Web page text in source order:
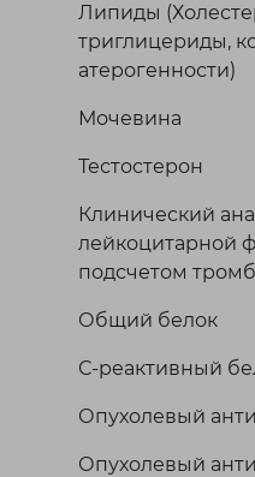
Липиды
триглицериды,
атерогенности)
Мочевина
Тестостерон
Клинический
лейкоцитарной
подсчетом
Общий белок
С-реактивный
Опухолевый
Опухолевый